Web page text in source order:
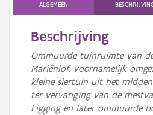
ALGEMEEN
Beschrijving
Ommuurde tuinruimte van
Mariënlof, voornamelijk
kleine siertuin uit het
ter vervanging van de
Ligging en later ommuurde